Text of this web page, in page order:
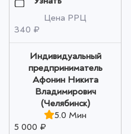
Цена РРЦ
340 ₽
Индивидуальный
предприниматель
Афонин Никита
Владимирович
(Челябинск)
5.0 Мин
5 000 ₽